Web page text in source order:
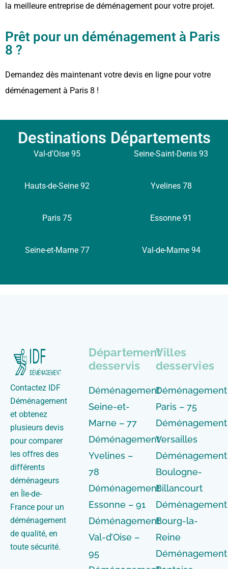
la meilleure entreprise de déménagement pour votre projet.
Prêt pour un déménagement à Paris
8 ?
Demandez dès maintenant votre devis en ligne pour votre
déménagement à Paris 8 !
Destinations Départements
Val-d’Oise 95
Hauts-de-Seine 92
Paris 75
Seine-et-Marne 77
Seine-Saint-Denis 93
Yvelines 78
Essonne 91
Val-de-Marne 94
Contactez IDF
Déménagement
et obtenez
plusieurs devis
pour comparer
les offres des
différents
déménageurs
en Île-de-
France pour un
déménagement
de qualité, en
toute sécurité.
Département
desservis
Déménagement
Seine-et-
Marne – 77
Déménagement
Yvelines –
78
Déménagement
Essonne – 91
Déménagement
Val-d’Oise –
95
Villes
desservies
Déménagement
Paris – 75
Déménagement
Versailles
Déménagement
Boulogne-
Billancourt
Déménagement
Bourg-la-
Reine
Déménagement